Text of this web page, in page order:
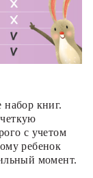
набор книг.
с учетом
ребенок
момент.